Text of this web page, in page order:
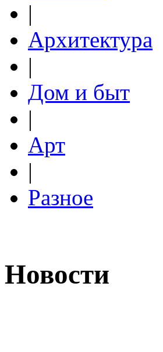
|
Архитектура
|
Дом и быт
|
Арт
|
Разное
Новости